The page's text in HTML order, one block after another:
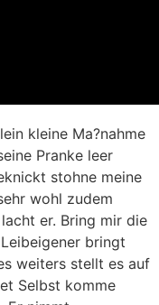
kleine Ma?nahme
Pranke leer
stohne meine
wohl zudem
er. Bring mir die
bringt
weiters stellt es auf
Selbst komme